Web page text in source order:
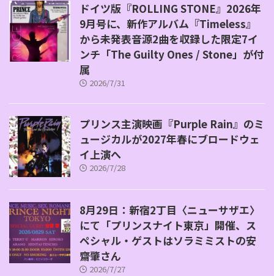
ドイツ版『ROLLING STONE』2026年
9月号に、新作アルバム『Timeless』
から未発表音源2曲を収録した限定7イ
ンチ「The Guilty Ones / Stone」が付
属
2026/7/31
プリンス主演映画『Purple Rain』のミ
ュージカルが2027年春にブロードウェ
イ上演へ
2026/7/28
8月29日：新宿2丁目〈ニューサザエ〉
にて「プリンスナイト東京」開催、ス
ペシャル・ゲストはソラミミストの安
齋肇さん
2026/7/27